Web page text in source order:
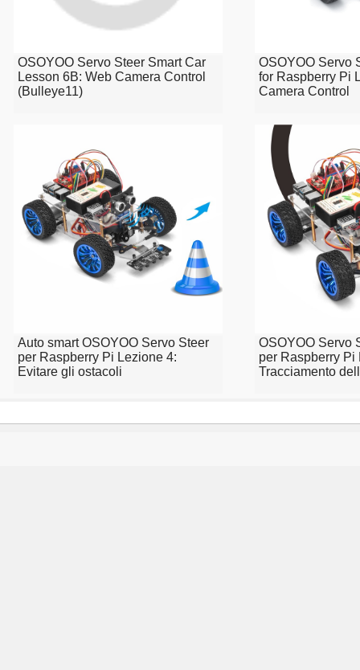
OSOYOO Servo Steer Smart Car
Lesson 6B: Web Camera Control
(Bulleye11)
OSOYOO Servo
for Raspberry Pi
Camera Control
Auto smart OSOYOO Servo Steer
per Raspberry Pi Lezione 4:
Evitare gli ostacoli
OSOYOO Servo
per Raspberry Pi
Tracciamento